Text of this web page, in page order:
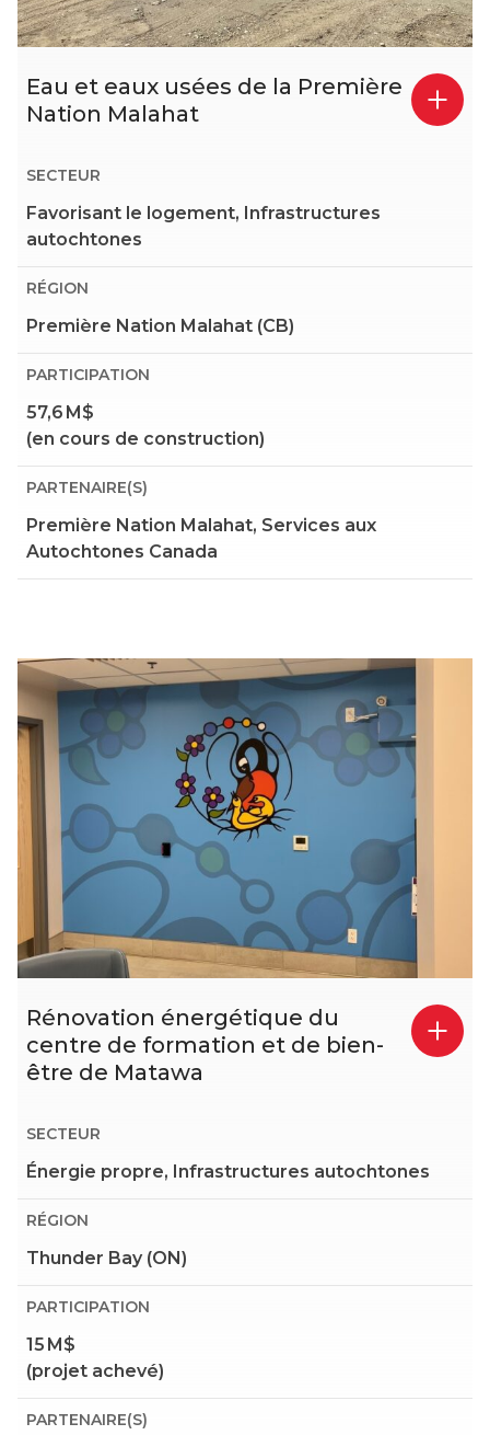
Eau et eaux usées de la Première
Nation Malahat
SECTEUR
Favorisant le logement, Infrastructures
autochtones
RÉGION
Première Nation Malahat (CB)
PARTICIPATION
57,6 M$
(en cours de construction)
PARTENAIRE(S)
Première Nation Malahat, Services aux
Autochtones Canada
Rénovation énergétique du
centre de formation et de bien-
être de Matawa
SECTEUR
Énergie propre, Infrastructures autochtones
RÉGION
Thunder Bay (ON)
PARTICIPATION
15 M$
(projet achevé)
PARTENAIRE(S)